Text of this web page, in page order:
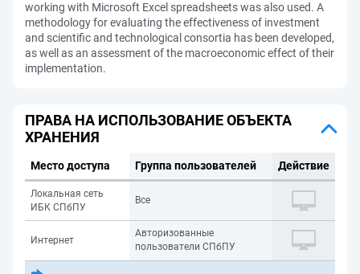
working with Microsoft Excel spreadsheets was also used. A
methodology for evaluating the effectiveness of investment
and scientific and technological consortia has been developed,
as well as an assessment of the macroeconomic effect of their
implementation.
ПРАВА НА ИСПОЛЬЗОВАНИЕ ОБЪЕКТА
ХРАНЕНИЯ
Место доступа Группа пользователей Действие
Локальная сеть
ИБК СПбПУ
Все
Интернет
Авторизованные
пользователи СПбПУ